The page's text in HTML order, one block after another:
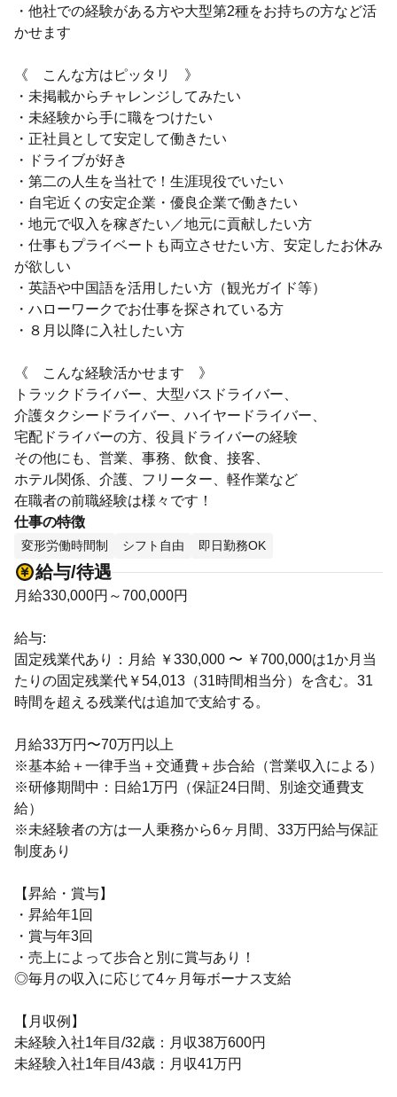
・他社での経験がある方や大型第2種をお持ちの方など活
かせます
《 こんな方はピッタリ 》
・未掲載からチャレンジしてみたい
・未経験から手に職をつけたい
・正社員として安定して働きたい
・ドライブが好き
・第二の人生を当社で！生涯現役でいたい
・自宅近くの安定企業・優良企業で働きたい
・地元で収入を稼ぎたい／地元に貢献したい方
・仕事もプライベートも両立させたい方、安定したお休み
が欲しい
・英語や中国語を活用したい方（観光ガイド等）
・ハローワークでお仕事を探されている方
・８月以降に入社したい方
《 こんな経験活かせます 》
トラックドライバー、大型バスドライバー、
介護タクシードライバー、ハイヤードライバー、
宅配ドライバーの方、役員ドライバーの経験
その他にも、営業、事務、飲食、接客、
ホテル関係、介護、フリーター、軽作業など
在職者の前職経験は様々です！
仕事の特徴
変形労働時間制 シフト自由 即日勤務OK
給与/待遇
月給330,000円～700,000円
給与:
固定残業代あり：月給 ￥330,000 〜 ￥700,000は1か月当
たりの固定残業代￥54,013（31時間相当分）を含む。31
時間を超える残業代は追加で支給する。
月給33万円〜70万円以上
※基本給＋一律手当＋交通費＋歩合給（営業収入による）
※研修期間中：日給1万円（保証24日間、別途交通費支
給）
※未経験者の方は一人乗務から6ヶ月間、33万円給与保証
制度あり
【昇給・賞与】
・昇給年1回
・賞与年3回
・売上によって歩合と別に賞与あり！
◎毎月の収入に応じて4ヶ月毎ボーナス支給
【月収例】
未経験入社1年目/32歳：月収38万600円
未経験入社1年目/43歳：月収41万円